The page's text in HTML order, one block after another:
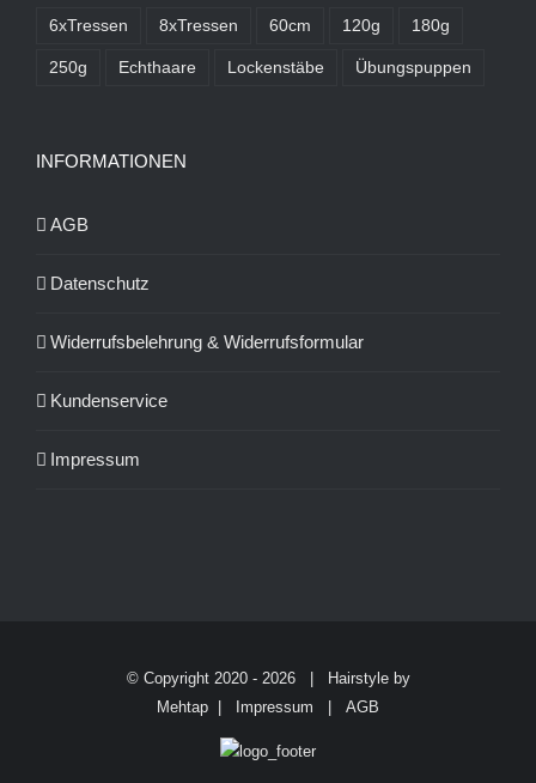
6xTressen 8xTressen 60cm 120g 180g
250g Echthaare Lockenstäbe Übungspuppen
INFORMATIONEN
AGB
Datenschutz
Widerrufsbelehrung & Widerrufsformular
Kundenservice
Impressum
© Copyright 2020 - 2026 | Hairstyle by
Mehtap |
Impressum AGB